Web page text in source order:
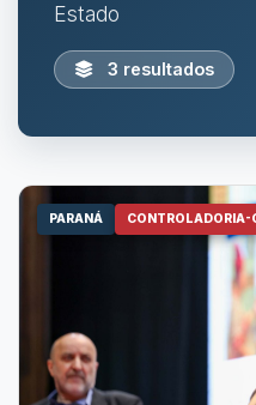
Estado
3 resultados
PARANÁ CONTROLADORIA-